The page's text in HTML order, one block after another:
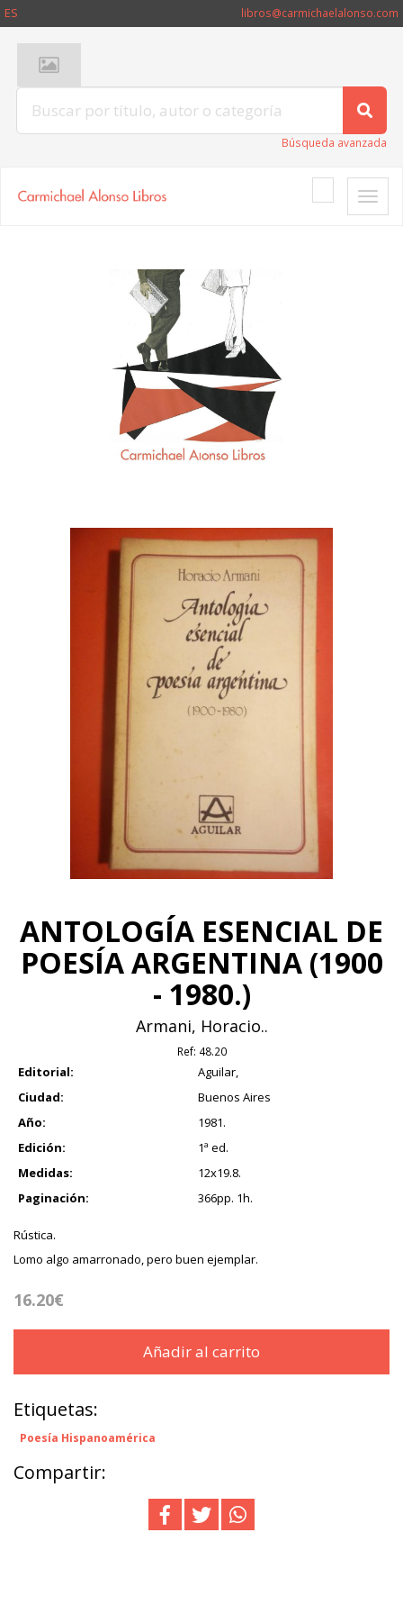
ES libros@carmichaelalonso.com
Búsqueda avanzada
Toggle
ANTOLOGÍA ESENCIAL DE
POESÍA ARGENTINA (1900
- 1980.)
Armani, Horacio..
Ref: 48.20
Editorial:
Aguilar,
Ciudad:
Buenos Aires
Año:
1981.
Edición:
1ª ed.
Medidas:
12x19.8.
Paginación:
366pp. 1h.
Rústica.
Lomo algo amarronado, pero buen ejemplar.
16.20€
Añadir al carrito
Etiquetas:
Poesía Hispanoamérica
Compartir: